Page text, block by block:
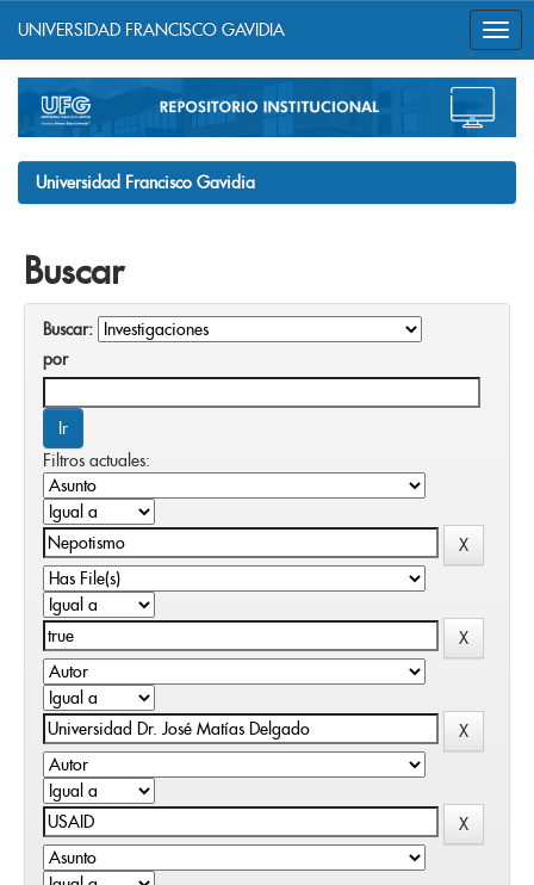
navigation
UNIVERSIDAD FRANCISCO GAVIDIA
Universidad Francisco Gavidia
Buscar
Buscar:
por
Filtros actuales: